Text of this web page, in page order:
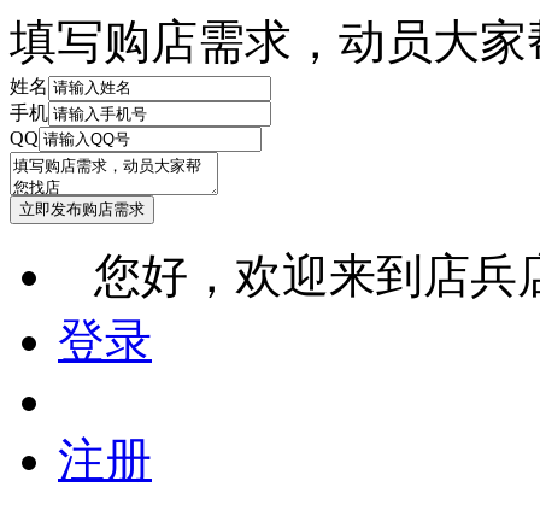
填写购店需求，动员大
姓名
手机
QQ
您好，欢迎来到店兵
登录
注册